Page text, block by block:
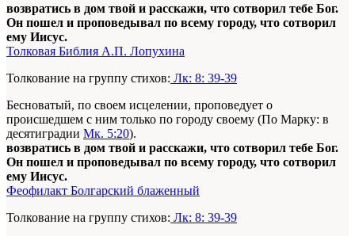
возвратись в дом твой и расскажи, что сотворил тебе Бог.
Он пошел и проповедывал по всему городу, что сотворил
ему Иисус.
Толковая Библия А.П. Лопухина
Толкование на группу стихов: Лк: 8: 39-39
Бесноватый, по своем исцелении, проповедует о
происшедшем с ним только по городу своему (По Марку: в
десятиградии Мк. 5:20).
возвратись в дом твой и расскажи, что сотворил тебе Бог.
Он пошел и проповедывал по всему городу, что сотворил
ему Иисус.
Феофилакт Болгарский блаженный
Толкование на группу стихов: Лк: 8: 39-39